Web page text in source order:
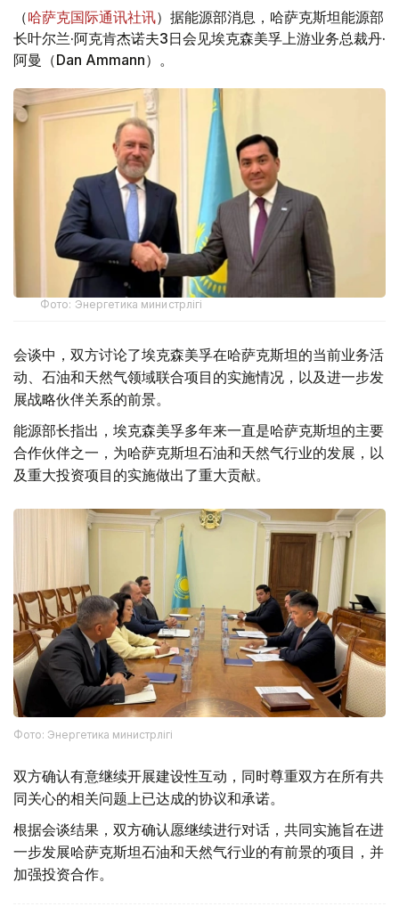
（哈萨克国际通讯社讯）据能源部消息，哈萨克斯坦能源部
长叶尔兰·阿克肯杰诺夫3日会见埃克森美孚上游业务总裁丹·
阿曼（Dan Ammann）。
Фото: Энергетика министрлігі
会谈中，双方讨论了埃克森美孚在哈萨克斯坦的当前业务活
动、石油和天然气领域联合项目的实施情况，以及进一步发
展战略伙伴关系的前景。
能源部长指出，埃克森美孚多年来一直是哈萨克斯坦的主要
合作伙伴之一，为哈萨克斯坦石油和天然气行业的发展，以
及重大投资项目的实施做出了重大贡献。
Фото: Энергетика министрлігі
双方确认有意继续开展建设性互动，同时尊重双方在所有共
同关心的相关问题上已达成的协议和承诺。
根据会谈结果，双方确认愿继续进行对话，共同实施旨在进
一步发展哈萨克斯坦石油和天然气行业的有前景的项目，并
加强投资合作。